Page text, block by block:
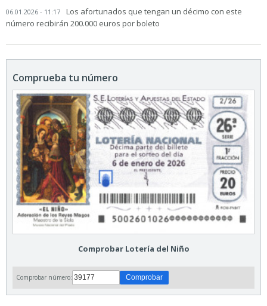
06.01.2026 - 11:17
Los afortunados que tengan un décimo con este
número recibirán 200.000 euros por boleto
Comprueba tu número
Comprobar Lotería del Niño
Comprobar número: